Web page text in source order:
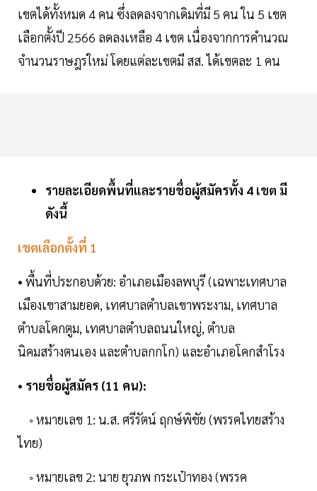
เขตได้ทั้งหมด 4 คน ซึ่งลดลงจากเดิมที่มี 5 คน ใน 5 เขต
เลือกตั้งปี 2566 ลดลงเหลือ 4 เขต เนื่องจากการคำนวณ
จำนวนราษฎรใหม่ โดยแต่ละเขตมี สส. ได้เขตละ 1 คน
รายละเอียดพื้นที่และรายชื่อผู้สมัครทั้ง 4 เขต มี
ดังนี้
เขตเลือกตั้งที่ 1
• พื้นที่ประกอบด้วย: อำเภอเมืองลพบุรี (เฉพาะเทศบาล
เมืองเขาสามยอด, เทศบาลตำบลเขาพระงาม, เทศบาล
ตำบลโคกตูม, เทศบาลตำบลถนนใหญ่, ตำบล
นิคมสร้างตนเอง และตำบลกกโก) และอำเภอโคกสำโรง
• รายชื่อผู้สมัคร (11 คน):
◦ หมายเลข 1: น.ส. ศรีรัตน์ ฤกษ์พิชัย (พรรคไทยสร้าง
ไทย)
◦ หมายเลข 2: นาย ยุวภพ กระเป๋าทอง (พรรค